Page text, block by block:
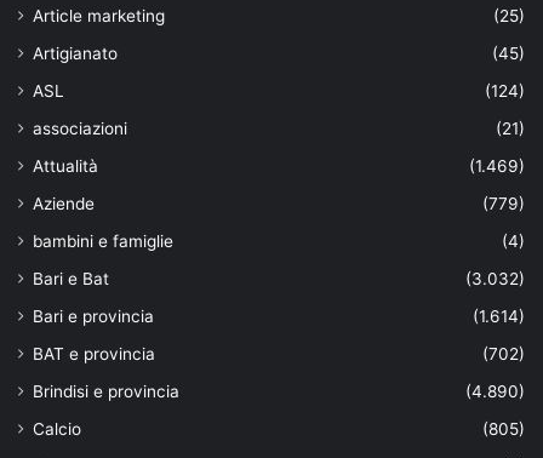
Article marketing
(25)
Artigianato
(45)
ASL
(124)
associazioni
(21)
Attualità
(1.469)
Aziende
(779)
bambini e famiglie
(4)
Bari e Bat
(3.032)
Bari e provincia
(1.614)
BAT e provincia
(702)
Brindisi e provincia
(4.890)
Calcio
(805)